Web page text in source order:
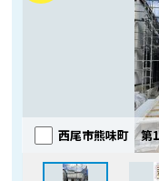
西尾市熊味町